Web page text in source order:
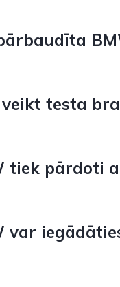
testa
tiek pārdoti
var